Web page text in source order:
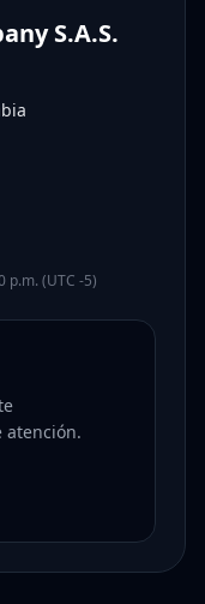
S.A.S.
p.m. (UTC -5)
atención.